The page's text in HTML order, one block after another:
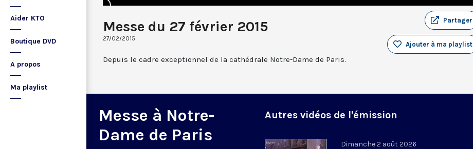
Aider KTO
Boutique DVD
A propos
Ma playlist
Messe du 27 février 2015
27/02/2015
Partager
Ajouter à ma playlist
Depuis le cadre exceptionnel de la cathédrale Notre-Dame de Paris.
Messe à Notre-
Dame de Paris
Autres vidéos de l'émission
Dimanche 2 août 2026